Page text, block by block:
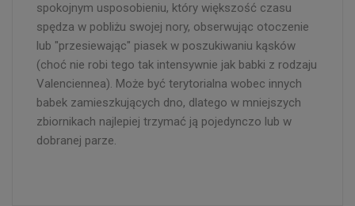
spokojnym usposobieniu, który większość czasu
spędza w pobliżu swojej nory, obserwując otoczenie
lub "przesiewając" piasek w poszukiwaniu kąsków
(choć nie robi tego tak intensywnie jak babki z rodzaju
Valenciennea). Może być terytorialna wobec innych
babek zamieszkujących dno, dlatego w mniejszych
zbiornikach najlepiej trzymać ją pojedynczo lub w
dobranej parze.